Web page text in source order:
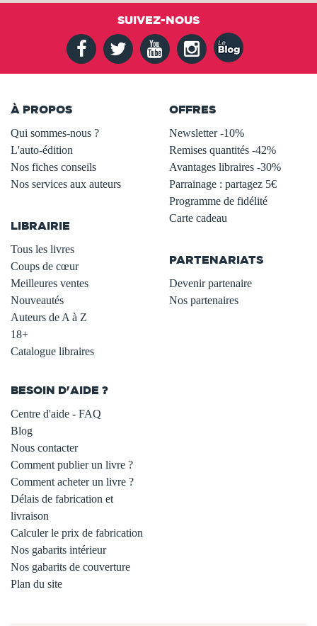
SUIVEZ-NOUS
À PROPOS
Qui sommes-nous ?
L'auto-édition
Nos fiches conseils
Nos services aux auteurs
LIBRAIRIE
Tous les livres
Coups de cœur
Meilleures ventes
Nouveautés
Auteurs de A à Z
18+
Catalogue libraires
OFFRES
Newsletter -10%
Remises quantités -42%
Avantages libraires -30%
Parrainage : partagez 5€
Programme de fidélité
Carte cadeau
PARTENARIATS
Devenir partenaire
Nos partenaires
BESOIN D'AIDE ?
Centre d'aide - FAQ
Blog
Nous contacter
Comment publier un livre ?
Comment acheter un livre ?
Délais de fabrication et
livraison
Calculer le prix de fabrication
Nos gabarits intérieur
Nos gabarits de couverture
Plan du site